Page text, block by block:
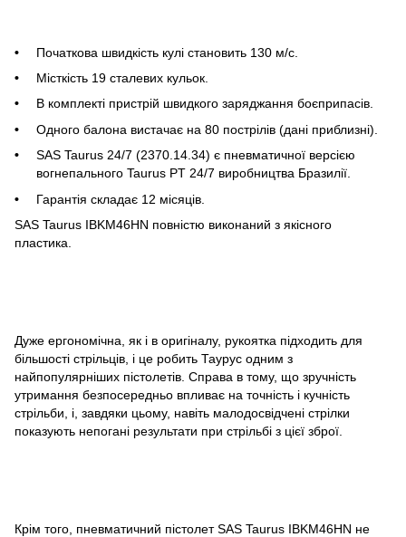
Початкова швидкість кулі становить 130 м/с.
Місткість 19 сталевих кульок.
В комплекті пристрій швидкого заряджання боєприпасів.
Одного балона вистачає на 80 пострілів (дані приблизні).
SAS Taurus 24/7 (2370.14.34) є пневматичної версією
вогнепального Taurus PT 24/7 виробництва Бразилії.
Гарантія складає 12 місяців.
SAS Taurus IBKM46HN повністю виконаний з якісного
пластика.
Дуже ергономічна, як і в оригіналу, рукоятка підходить для
більшості стрільців, і це робить Таурус одним з
найпопулярніших пістолетів. Справа в тому, що зручність
утримання безпосередньо впливає на точність і кучність
стрільби, і, завдяки цьому, навіть малодосвідчені стрілки
показують непогані результати при стрільбі з цієї зброї.
Крім того, пневматичний пістолет SAS Taurus IBKM46HN не